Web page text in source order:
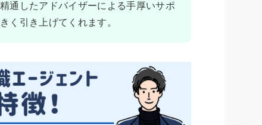
通したアドバイザーによる手厚いサポ
く引き上げてくれます。